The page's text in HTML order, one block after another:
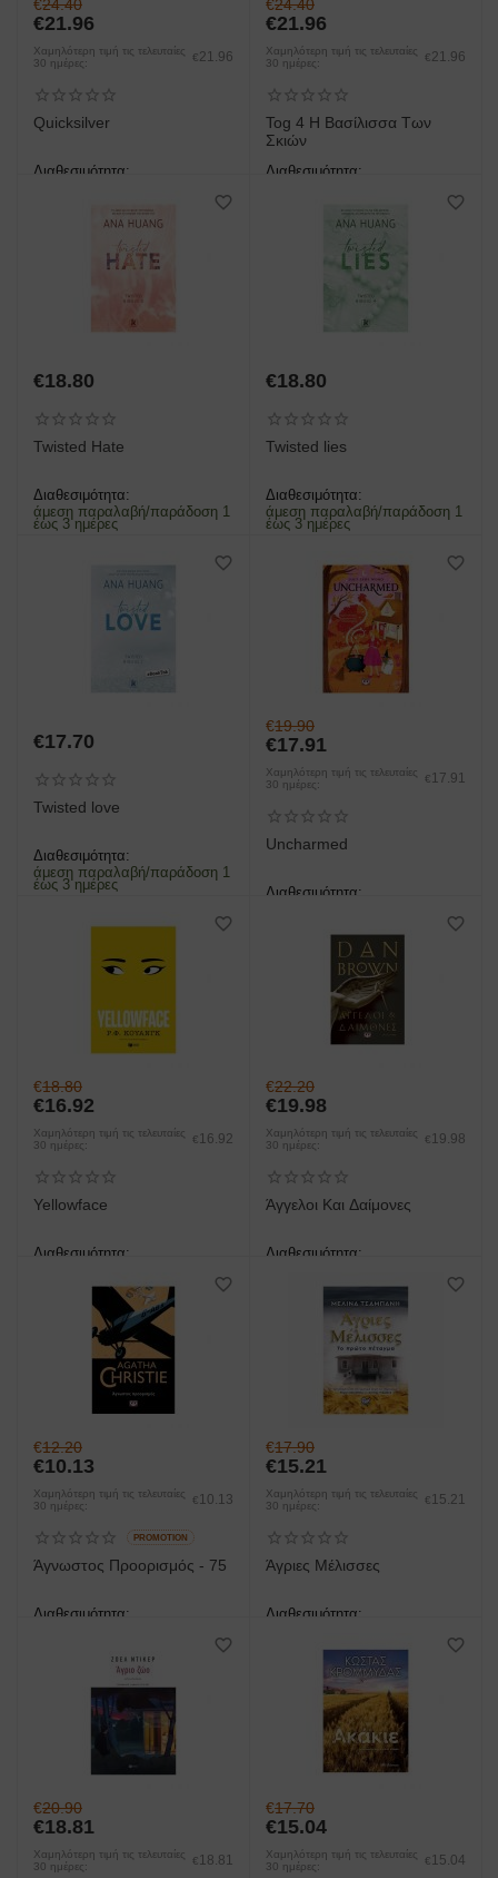
€24.40
€21.96
Χαμηλότερη τιμή τις τελευταίες
30 ημέρες:
€ 21.96
Quicksilver
Διαθεσιμότητα:
€24.40
€21.96
Χαμηλότερη τιμή τις τελευταίες
30 ημέρες:
€ 21.96
Tog 4 Η Βασίλισσα Των
Σκιών
Διαθεσιμότητα:
€18.80
Twisted Hate
Διαθεσιμότητα:
άμεση παραλαβή/παράδοση 1
έως 3 ημέρες
€18.80
Twisted lies
Διαθεσιμότητα:
άμεση παραλαβή/παράδοση 1
έως 3 ημέρες
€17.70
Twisted love
Διαθεσιμότητα:
άμεση παραλαβή/παράδοση 1
έως 3 ημέρες
€19.90
€17.91
Χαμηλότερη τιμή τις τελευταίες
30 ημέρες:
€ 17.91
Uncharmed
Διαθεσιμότητα:
€18.80
€16.92
Χαμηλότερη τιμή τις τελευταίες
30 ημέρες:
€ 16.92
Yellowface
Διαθεσιμότητα:
έως 3 ημέρες
€22.20
€19.98
Χαμηλότερη τιμή τις τελευταίες
30 ημέρες:
€ 19.98
Άγγελοι Και Δαίμονες
Διαθεσιμότητα:
€12.20
€10.13
Χαμηλότερη τιμή τις τελευταίες
30 ημέρες:
€ 10.13
PROMOTION
Άγνωστος Προορισμός - 75
Διαθεσιμότητα:
€17.90
€15.21
Χαμηλότερη τιμή τις τελευταίες
30 ημέρες:
€ 15.21
Άγριες Μέλισσες
Διαθεσιμότητα:
€20.90
€18.81
Χαμηλότερη τιμή τις τελευταίες
30 ημέρες:
€ 18.81
€17.70
€15.04
Χαμηλότερη τιμή τις τελευταίες
30 ημέρες:
€ 15.04